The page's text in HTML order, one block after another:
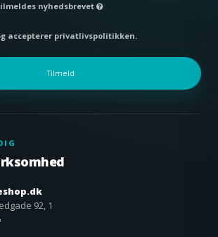
nyhedsbrevet
accepterer privatlivspolitikken.
Tilmeld
92, 1